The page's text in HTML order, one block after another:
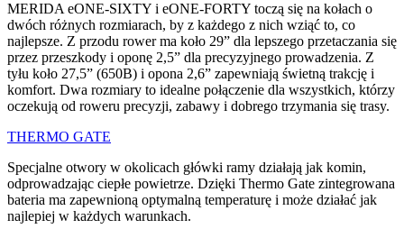
MERIDA eONE-SIXTY i eONE-FORTY toczą się na kołach o
dwóch różnych rozmiarach, by z każdego z nich wziąć to, co
najlepsze. Z przodu rower ma koło 29” dla lepszego przetaczania się
przez przeszkody i oponę 2,5” dla precyzyjnego prowadzenia. Z
tyłu koło 27,5” (650B) i opona 2,6” zapewniają świetną trakcję i
komfort. Dwa rozmiary to idealne połączenie dla wszystkich, którzy
oczekują od roweru precyzji, zabawy i dobrego trzymania się trasy.
THERMO GATE
Specjalne otwory w okolicach główki ramy działają jak komin,
odprowadzając ciepłe powietrze. Dzięki Thermo Gate zintegrowana
bateria ma zapewnioną optymalną temperaturę i może działać jak
najlepiej w każdych warunkach.